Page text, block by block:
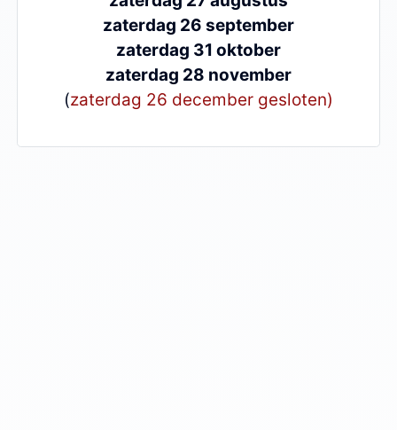
zaterdag 26 september
zaterdag 31 oktober
zaterdag 28 november
(zaterdag 26 december gesloten)